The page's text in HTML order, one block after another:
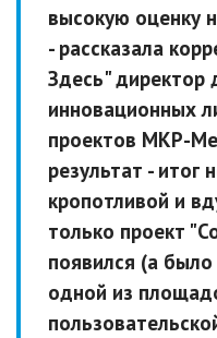
высокую оценку
- рассказала
Здесь" директор
инновационных
проектов МКР-
результат - итог
кропотливой и
только проект
появился (а
одной из